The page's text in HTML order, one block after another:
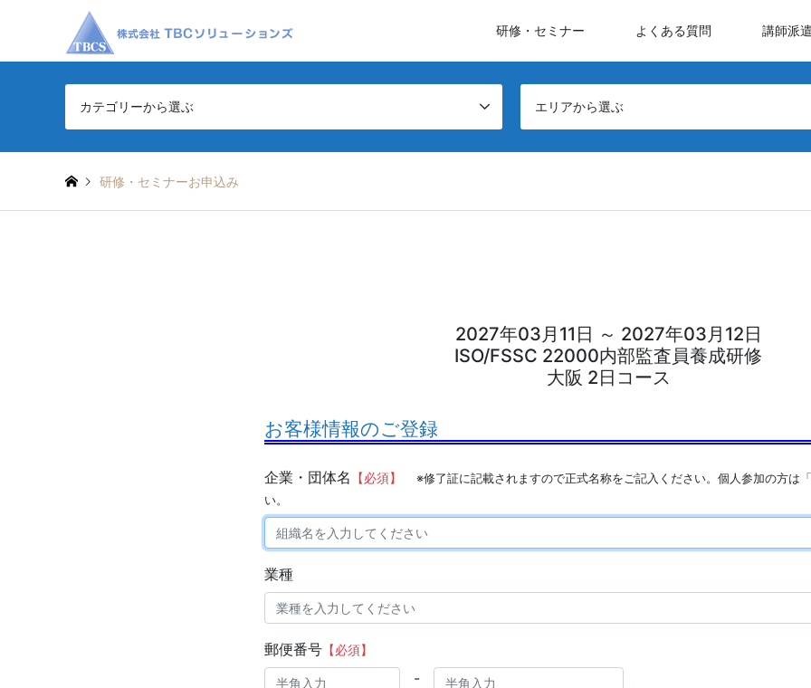
研修・セミナー よくある質問 講師派
カテゴリーから選ぶ エリアから選ぶ
研修・セミナーお申込み
2027年03月11日 ～ 2027年03月12日
ISO/FSSC 22000内部監査員養成研修
大阪 2日コース
お客様情報のご登録
企業・団体名 【必須】
※修了証に記載されますので正式名称をご記入ください。個人参加の方は
い。
業種
郵便番号 【必須】
-